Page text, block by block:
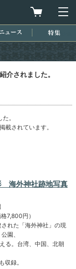
買物カゴを
ニュース
介されました。
。
載されています。
海外神社跡地写真
7,800円）
れた「海外神社」の現
園、
る。台湾、中国、北朝
収録。